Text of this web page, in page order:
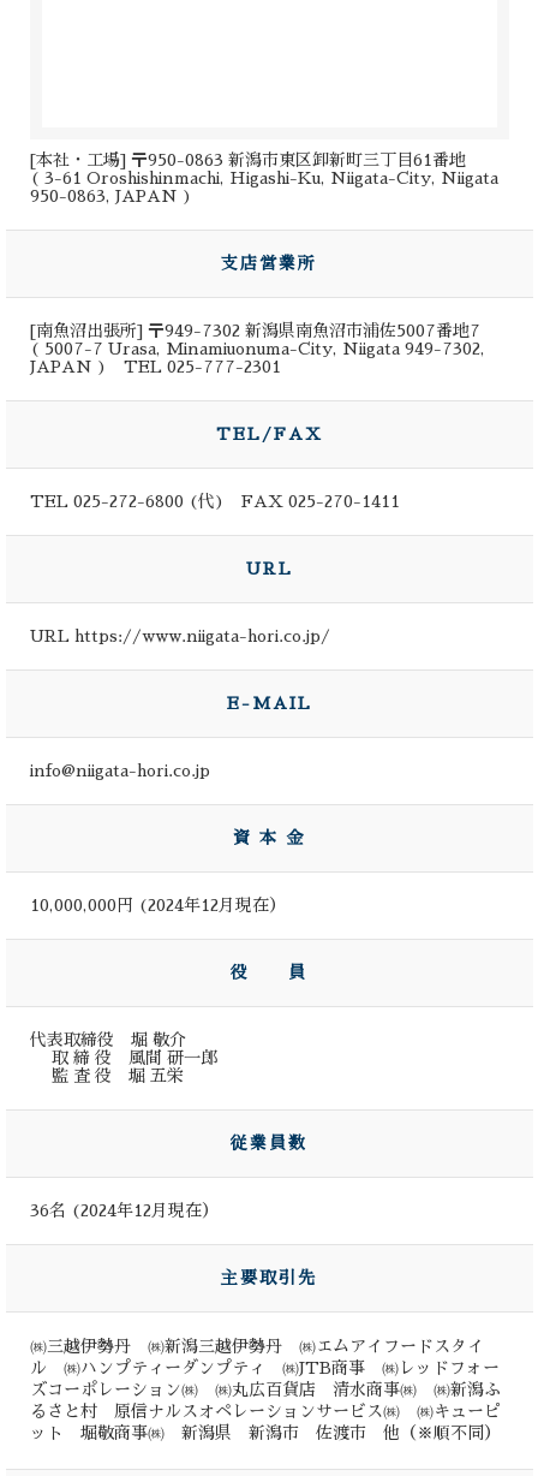
[本社・工場] 〒950-0863 新潟市東区卸新町三丁目61番地
( 3-61 Oroshishinmachi, Higashi-Ku, Niigata-City, Niigata
950-0863, JAPAN )
支店営業所
[南魚沼出張所] 〒949-7302 新潟県南魚沼市浦佐5007番地7
( 5007-7 Urasa, Minamiuonuma-City, Niigata 949-7302,
JAPAN ) TEL 025-777-2301
TEL/FAX
TEL 025-272-6800 (代) FAX 025-270-1411
URL
URL https://www.niigata-hori.co.jp/
E-MAIL
info@niigata-hori.co.jp
資 本 金
10,000,000円 (2024年12月現在）
役 員
代表取締役 堀 敬介
取 締 役 風間 研一郎
監 査 役 堀 五栄
従業員数
36名 (2024年12月現在）
主要取引先
㈱三越伊勢丹 ㈱新潟三越伊勢丹 ㈱エムアイフードスタイ
ル ㈱ハンプティーダンプティ ㈱JTB商事 ㈱レッドフォー
ズコーポレーション㈱ ㈱丸広百貨店 清水商事㈱ ㈱新潟ふ
るさと村 原信ナルスオペレーションサービス㈱ ㈱キューピ
ット 堀敬商事㈱ 新潟県 新潟市 佐渡市 他（※順不同）